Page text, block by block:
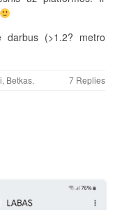
darbus (>1.2? metro
, Betkas. 7 Replies